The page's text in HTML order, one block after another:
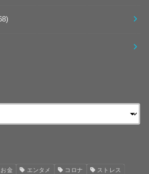
お金 エンタメ コロナ
ストレス